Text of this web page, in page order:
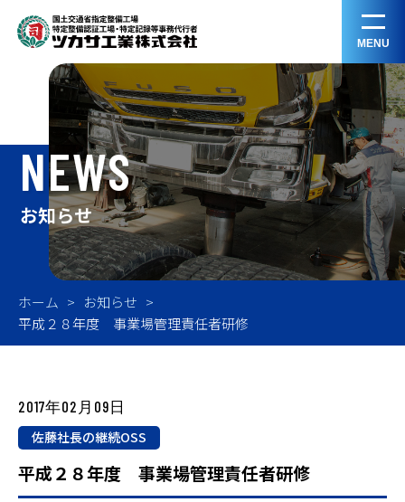
MENU
NEWS
お知らせ
ホーム
お知らせ
平成２８年度 事業場管理責任者研修
2017年02月09日
佐藤社長の継続OSS
平成２８年度 事業場管理責任者研修